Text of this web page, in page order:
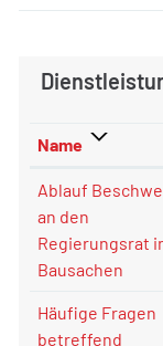
Name
Ablauf
an den
Regierungsrat
Bausachen
Häufige Fragen
betreffend